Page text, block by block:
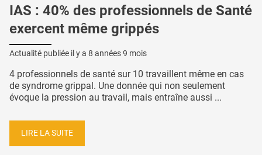
IAS : 40% des professionnels de Santé
exercent même grippés
Actualité publiée il y a 8 années 9 mois
4 professionnels de santé sur 10 travaillent même en cas
de syndrome grippal. Une donnée qui non seulement
évoque la pression au travail, mais entraîne aussi ...
LIRE LA SUITE